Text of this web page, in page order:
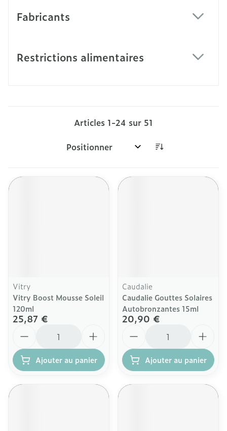
Fabricants
Restrictions alimentaires
Articles 1-24 sur 51
Trier par:
Vitry
Vitry Boost Mousse Soleil
120ml
25,87 €
Ajouter au panier
Caudalie
Caudalie Gouttes Solaires
Autobronzantes 15ml
20,90 €
Ajouter au panier